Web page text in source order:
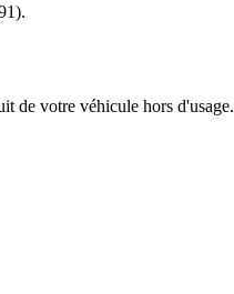
).
de votre véhicule hors d'usage.